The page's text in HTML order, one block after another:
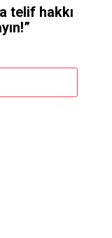
telif hakkı